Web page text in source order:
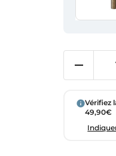
Vérifiez
49,90€